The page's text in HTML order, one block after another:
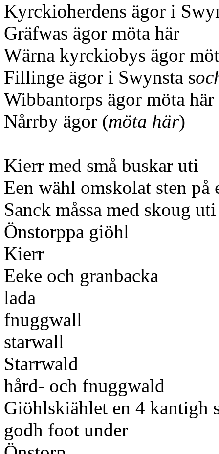
Kyrckioherdens ägor i
Gräfwas ägor möta här
Wärna kyrckiobys ägor
Fillinge ägor i Swynsta s
Wibbantorps ägor möta här
Nårrby ägor (möta här)
Kierr med små buskar uti
Een wähl omskolat sten på
Sanck måssa med skoug uti
Önstorppa giöhl
Kierr
Eeke och granbacka
lada
fnuggwall
starwall
Starrwald
hård- och fnuggwald
Giöhlskiählet en 4 kantigh
godh foot under